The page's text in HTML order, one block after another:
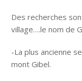
Des recherches
village….le nom de
-La plus ancienne
mont Gibel.